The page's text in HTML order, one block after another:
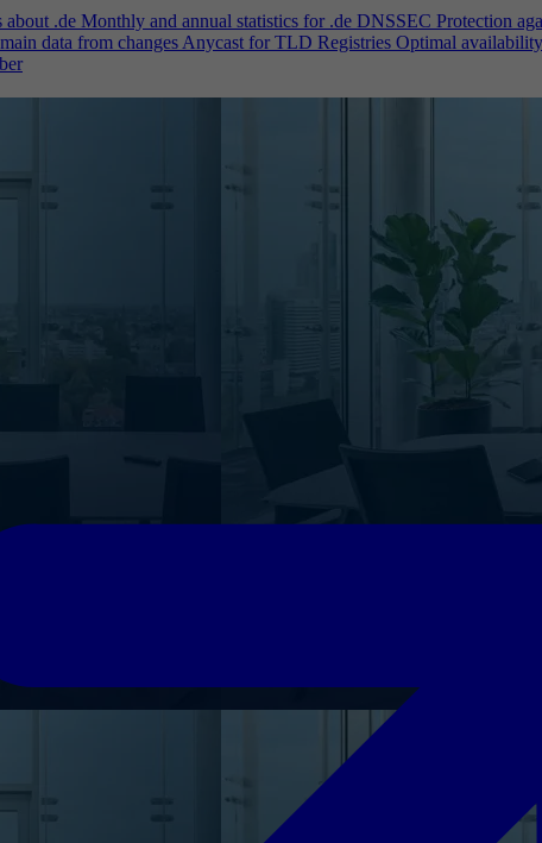
about .de Monthly and annual statistics for .de DNSSEC Protection
data from changesAnycast for TLD Registries Optimal